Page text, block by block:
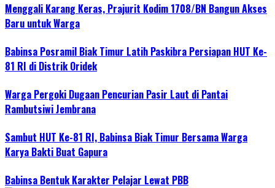
Menggali Karang Keras, Prajurit Kodim 1708/BN Bangun Akses
Baru untuk Warga
Babinsa Posramil Biak Timur Latih Paskibra Persiapan HUT Ke-
81 RI di Distrik Oridek
Warga Pergoki Dugaan Pencurian Pasir Laut di Pantai
Rambutsiwi Jembrana
Sambut HUT Ke-81 RI, Babinsa Biak Timur Bersama Warga
Karya Bakti Buat Gapura
Babinsa Bentuk Karakter Pelajar Lewat PBB